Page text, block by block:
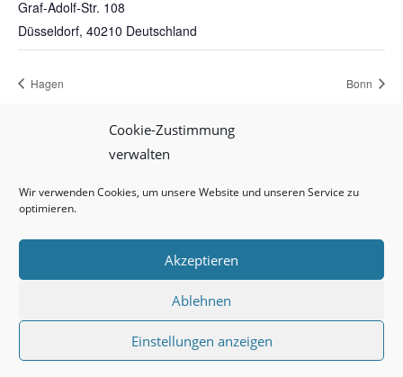
Cookie-Zustimmung
verwalten
Wir verwenden Cookies, um unsere Website und unseren Service zu
optimieren.
Akzeptieren
Ablehnen
Einstellungen anzeigen
Graf-Adolf-Str. 108
Düsseldorf, 40210 Deutschland
Hagen Bonn
Impressum
W. Trester – Institut für Augenprothetik GmbH